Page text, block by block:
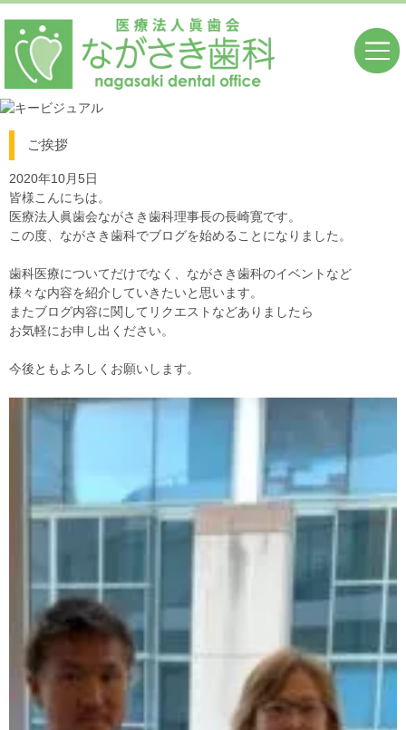
ご挨拶
2020年10月5日
皆様こんにちは。
医療法人眞歯会ながさき歯科理事長の長崎寛です。
この度、ながさき歯科でブログを始めることになりました。
歯科医療についてだけでなく、ながさき歯科のイベントなど
様々な内容を紹介していきたいと思います。
またブログ内容に関してリクエストなどありましたら
お気軽にお申し出ください。
今後ともよろしくお願いします。